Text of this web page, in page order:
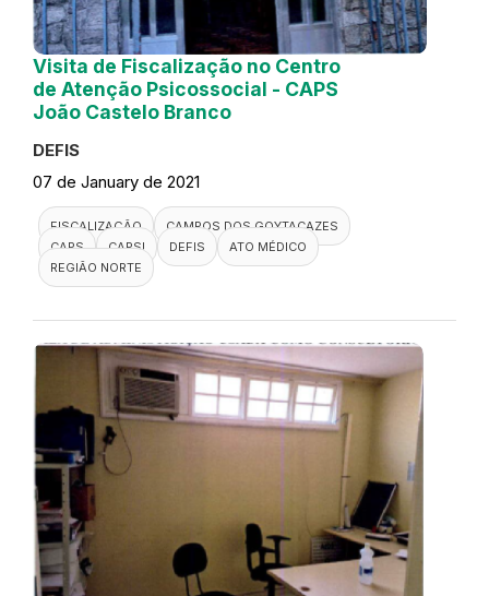
Visita de Fiscalização no Centro
de Atenção Psicossocial - CAPS
João Castelo Branco
DEFIS
07 de January de 2021
FISCALIZAÇÃO
CAMPOS DOS GOYTACAZES
CAPS
CAPSI DEFIS
ATO MÉDICO
REGIÃO NORTE